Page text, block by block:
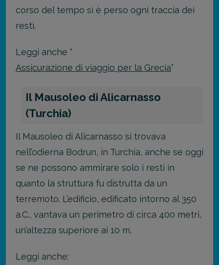
corso del tempo si è perso ogni traccia dei
resti.
Leggi anche “
Assicurazione di viaggio per la Grecia”
Il Mausoleo di Alicarnasso
(Turchia)
Il Mausoleo di Alicarnasso si trovava
nell’odierna Bodrun, in Turchia, anche se oggi
se ne possono ammirare solo i resti in
quanto la struttura fu distrutta da un
terremoto. L’edificio, edificato intorno al 350
a.C., vantava un perimetro di circa 400 metri,
un’altezza superiore ai 10 m.
Leggi anche: